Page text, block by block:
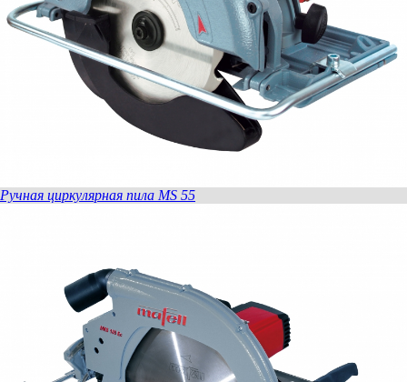
Ручная циркулярная пила MS 55